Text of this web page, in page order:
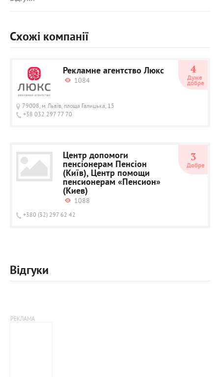
Схожі компанії
Рекламне агентство Люкс
1084
79008, м.Львів, площа Галицька, 15
+38 032 297 77 70
4
Дуже
добре
Центр допомоги
пенсіонерам Пенсіон
(Київ), Центр помощи
пенсионерам «Пенсион»
(Киев)
1088
+380 (32) 297 62 42
3
Добре
Відгуки